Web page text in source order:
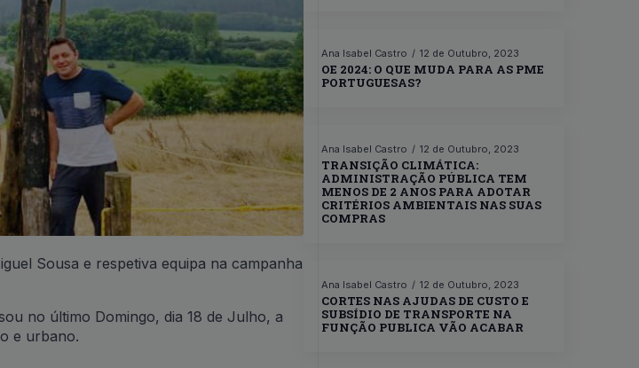
Sousa e respetiva equipa na campanha
no último Domingo, dia 18 de Julho, a
e urbano.
OE 2024: O QUE MUDA PARA AS PME
PORTUGUESAS?
Ana Isabel Castro 12 de Outubro, 2023
TRANSIÇÃO CLIMÁTICA:
ADMINISTRAÇÃO PÚBLICA TEM
MENOS DE 2 ANOS PARA ADOTAR
CRITÉRIOS AMBIENTAIS NAS SUAS
COMPRAS
Ana Isabel Castro 12 de Outubro, 2023
CORTES NAS AJUDAS DE CUSTO E
SUBSÍDIO DE TRANSPORTE NA
FUNÇÃO PUBLICA VÃO ACABAR
Ana Isabel Castro 12 de Outubro, 2023